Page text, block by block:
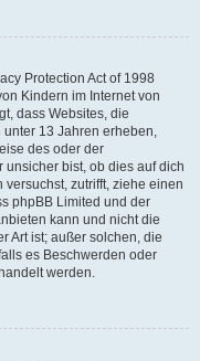
Protection Act of 1998
Kindern im Internet von
dass Websites, die
13 Jahren erheben,
des oder der
bist, ob dies auf dich
zutrifft, ziehe einen
phpBB Limited und der
kann und nicht die
Art ist; außer solchen, die
es Beschwerden oder
werden.